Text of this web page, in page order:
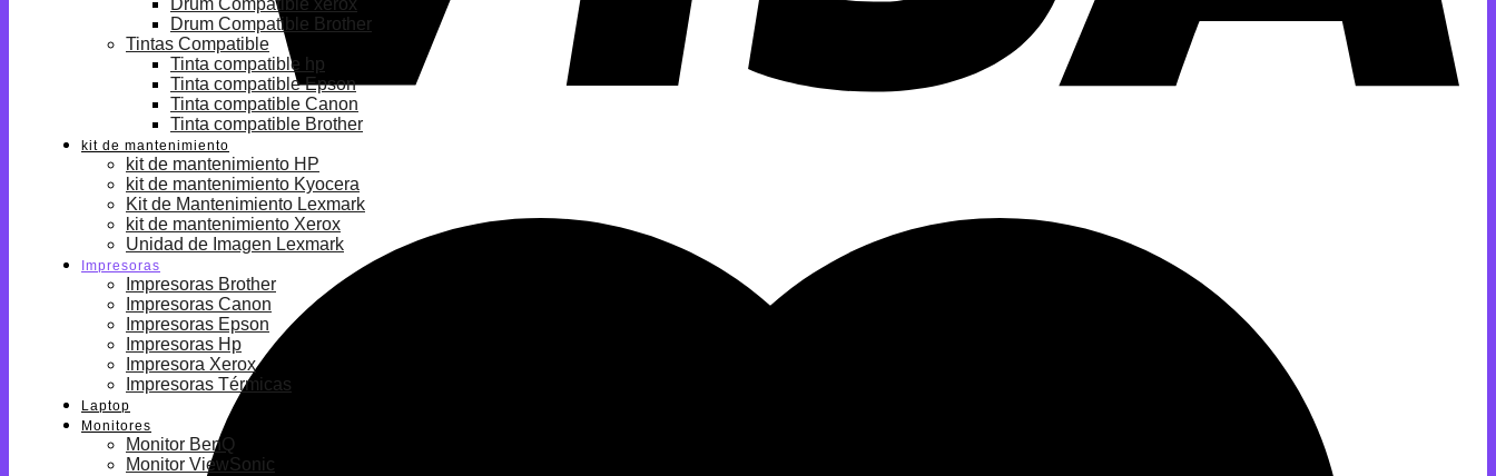
Drum Compatible xerox
Drum Compatible Brother
Tintas Compatible
Tinta compatible hp
Tinta compatible Epson
Tinta compatible Canon
Tinta compatible Brother
kit de mantenimiento
kit de mantenimiento HP
kit de mantenimiento Kyocera
Kit de Mantenimiento Lexmark
kit de mantenimiento Xerox
Unidad de Imagen Lexmark
Impresoras
Impresoras Brother
Impresoras Canon
Impresoras Epson
Impresoras Hp
Impresora Xerox
Impresoras Térmicas
Laptop
Monitores
Monitor BenQ
Monitor ViewSonic